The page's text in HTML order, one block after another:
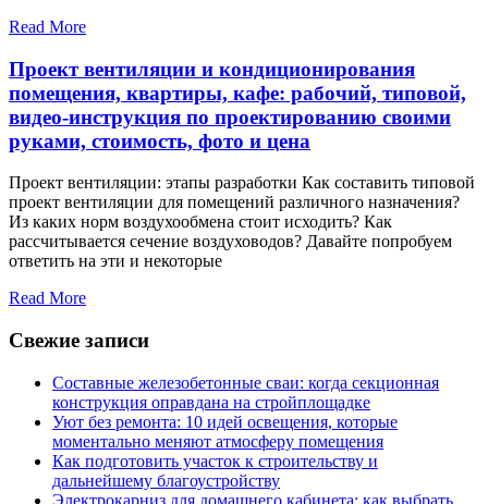
Read More
Проект вентиляции и кондиционирования
помещения, квартиры, кафе: рабочий, типовой,
видео-инструкция по проектированию своими
руками, стоимость, фото и цена
Проект вентиляции: этапы разработки Как составить типовой
проект вентиляции для помещений различного назначения?
Из каких норм воздухообмена стоит исходить? Как
рассчитывается сечение воздуховодов? Давайте попробуем
ответить на эти и некоторые
Read More
Свежие записи
Составные железобетонные сваи: когда секционная
конструкция оправдана на стройплощадке
Уют без ремонта: 10 идей освещения, которые
моментально меняют атмосферу помещения
Как подготовить участок к строительству и
дальнейшему благоустройству
Электрокарниз для домашнего кабинета: как выбрать